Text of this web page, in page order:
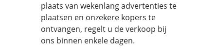
plaats van wekenlang advertenties te
plaatsen en onzekere kopers te
ontvangen, regelt u de verkoop bij
ons binnen enkele dagen.